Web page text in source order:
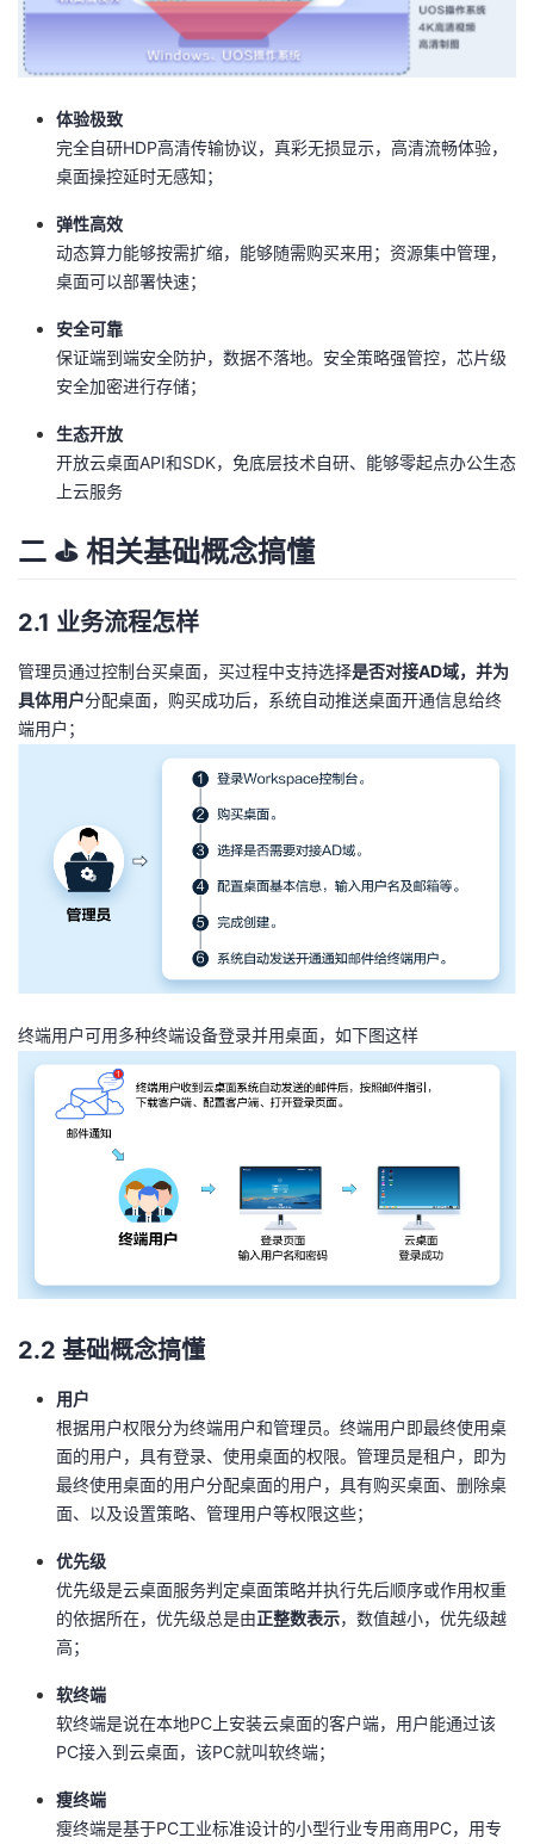
体验极致
完全自研HDP高清传输协议，真彩无损显示，高清流畅体验，
桌面操控延时无感知；
弹性高效
动态算力能够按需扩缩，能够随需购买来用；资源集中管理，
桌面可以部署快速；
安全可靠
保证端到端安全防护，数据不落地。安全策略强管控，芯片级
安全加密进行存储；
生态开放
开放云桌面API和SDK，免底层技术自研、能够零起点办公生态
上云服务
二 ⛳ 相关基础概念搞懂
2.1 业务流程怎样
管理员通过控制台买桌面，买过程中支持选择是否对接AD域，并为
具体用户分配桌面，购买成功后，系统自动推送桌面开通信息给终
端用户；
终端用户可用多种终端设备登录并用桌面，如下图这样
2.2 基础概念搞懂
用户
根据用户权限分为终端用户和管理员。终端用户即最终使用桌
面的用户，具有登录、使用桌面的权限。管理员是租户，即为
最终使用桌面的用户分配桌面的用户，具有购买桌面、删除桌
面、以及设置策略、管理用户等权限这些；
优先级
优先级是云桌面服务判定桌面策略并执行先后顺序或作用权重
的依据所在，优先级总是由正整数表示，数值越小，优先级越
高；
软终端
软终端是说在本地PC上安装云桌面的客户端，用户能通过该
PC接入到云桌面，该PC就叫软终端；
瘦终端
瘦终端是基于PC工业标准设计的小型行业专用商用PC，用专